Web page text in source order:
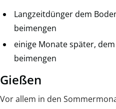
Langzeitdünger dem
beimengen
einige Monate später,
beimengen
Gießen
Vor allem in den